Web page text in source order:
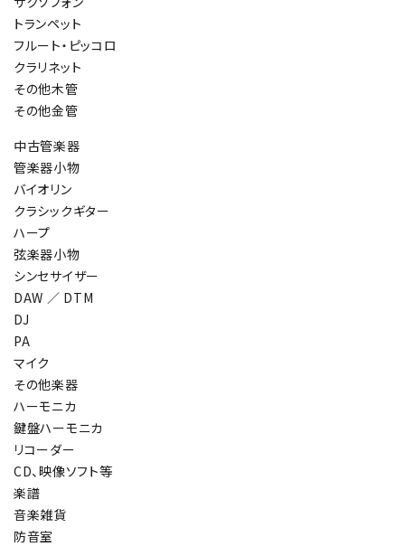
トランペット
フルート・ピッコロ
クラリネット
その他木管
その他金管
中古管楽器
管楽器小物
バイオリン
クラシックギター
ハープ
弦楽器小物
シンセサイザー
DAW ／ DTM
DJ
PA
マイク
その他楽器
ハーモニカ
鍵盤ハーモニカ
リコーダー
CD、映像ソフト等
楽譜
音楽雑貨
防音室